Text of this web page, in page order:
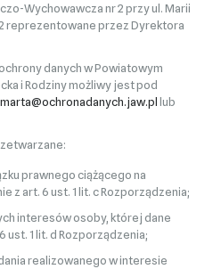
Wychowawcza nr 2 przy ul. Marii
reprezentowane przez Dyrektora
danych w Powiatowym
i Rodziny możliwy jest pod
lub
prawnego ciążącego na
z art. 6 ust. 1 lit. c Rozporządzenia;
interesów osoby, której dane
ust. 1 lit. d Rozporządzenia;
realizowanego w interesie